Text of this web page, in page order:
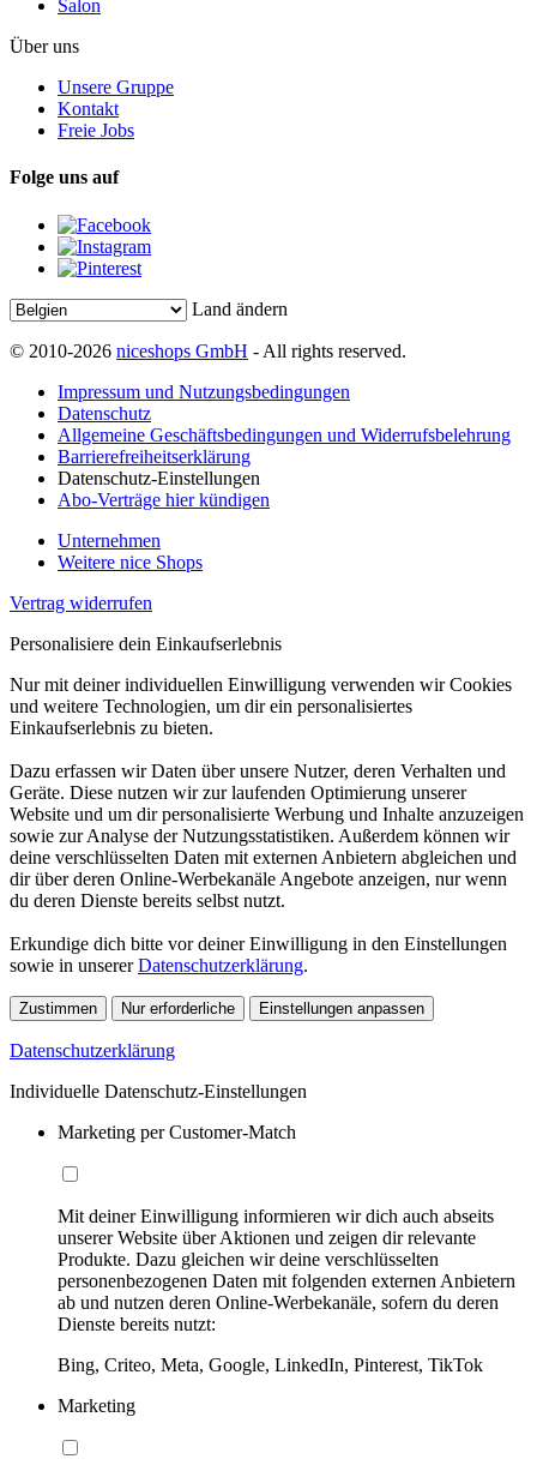
Salon
Über uns
Unsere Gruppe
Kontakt
Freie Jobs
Folge uns auf
Land ändern
© 2010-2026 niceshops GmbH - All rights reserved.
Impressum und Nutzungsbedingungen
Datenschutz
Allgemeine Geschäftsbedingungen und Widerrufsbelehrung
Barrierefreiheitserklärung
Datenschutz-Einstellungen
Abo-Verträge hier kündigen
Unternehmen
Weitere nice Shops
Vertrag widerrufen
Personalisiere dein Einkaufserlebnis
Nur mit deiner individuellen Einwilligung verwenden wir Cookies
und weitere Technologien, um dir ein personalisiertes
Einkaufserlebnis zu bieten.
Dazu erfassen wir Daten über unsere Nutzer, deren Verhalten und
Geräte. Diese nutzen wir zur laufenden Optimierung unserer
Website und um dir personalisierte Werbung und Inhalte anzuzeigen
sowie zur Analyse der Nutzungsstatistiken. Außerdem können wir
deine verschlüsselten Daten mit externen Anbietern abgleichen und
dir über deren Online-Werbekanäle Angebote anzeigen, nur wenn
du deren Dienste bereits selbst nutzt.
Erkundige dich bitte vor deiner Einwilligung in den Einstellungen
sowie in unsererDatenschutzerklärung.
Zustimmen Nur erforderliche Einstellungen anpassen
Datenschutzerklärung
Individuelle Datenschutz-Einstellungen
Marketing per Customer-Match
Mit deiner Einwilligung informieren wir dich auch abseits
unserer Website über Aktionen und zeigen dir relevante
Produkte. Dazu gleichen wir deine verschlüsselten
personenbezogenen Daten mit folgenden externen Anbietern
ab und nutzen deren Online-Werbekanäle, sofern du deren
Dienste bereits nutzt:
Bing, Criteo, Meta, Google, LinkedIn, Pinterest, TikTok
Marketing